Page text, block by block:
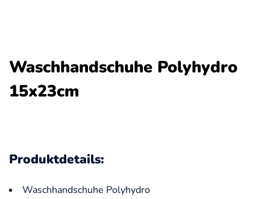
Waschhandschuhe Polyhydro
15x23cm
Produktdetails:
Waschhandschuhe Polyhydro